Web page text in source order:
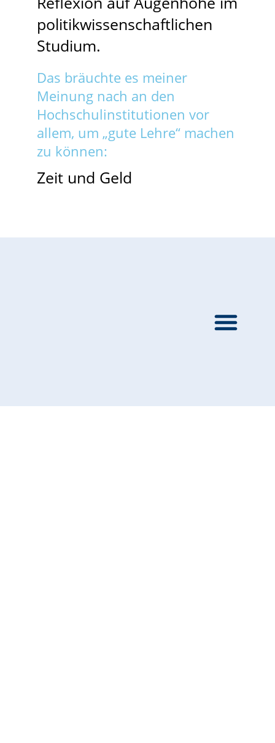
politikwissenschaftlichen
Studium.
Das bräuchte es meiner
Meinung nach an den
Hochschulinstitutionen vor
allem, um „gute Lehre“ machen
zu können:
Zeit und Geld